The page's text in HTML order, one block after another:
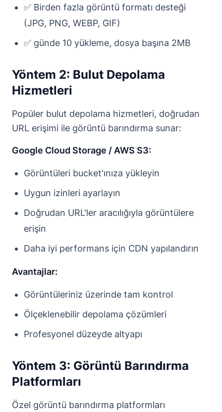
✅ Birden fazla görüntü formatı desteği
(JPG, PNG, WEBP, GIF)
✅ günde 10 yükleme, dosya başına 2MB
Yöntem 2: Bulut Depolama
Hizmetleri
Popüler bulut depolama hizmetleri, doğrudan
URL erişimi ile görüntü barındırma sunar:
Google Cloud Storage / AWS S3:
Görüntüleri bucket'ınıza yükleyin
Uygun izinleri ayarlayın
Doğrudan URL'ler aracılığıyla görüntülere
erişin
Daha iyi performans için CDN yapılandırın
Avantajlar:
Görüntüleriniz üzerinde tam kontrol
Ölçeklenebilir depolama çözümleri
Profesyonel düzeyde altyapı
Yöntem 3: Görüntü Barındırma
Platformları
Özel görüntü barındırma platformları